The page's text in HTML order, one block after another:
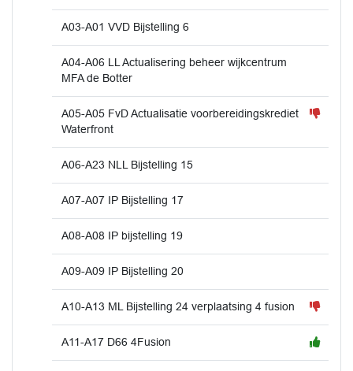
A03-A01 VVD Bijstelling 6
A04-A06 LL Actualisering beheer wijkcentrum
MFA de Botter
A05-A05 FvD Actualisatie voorbereidingskrediet
Waterfront
A06-A23 NLL Bijstelling 15
A07-A07 IP Bijstelling 17
A08-A08 IP bijstelling 19
A09-A09 IP Bijstelling 20
A10-A13 ML Bijstelling 24 verplaatsing 4 fusion
A11-A17 D66 4Fusion